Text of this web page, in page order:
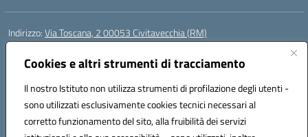
Cookies e altri strumenti di tracciamento
Il nostro Istituto non utilizza strumenti di profilazione degli utenti -
sono utilizzati esclusivamente cookies tecnici necessari al
corretto funzionamento del sito, alla fruibilità dei servizi
Indirizzo:Via Toscana, 2 00053 Civitavecchia (RM)
Centralino:
Posta elettronica certificata (PEC):rmic8b900g@pec.istruzione.it
Codice fiscale: 91038380589
Codice meccanografico:RMIC8B900G
Codice Indice delle Pubbliche Amministrazioni (IPA): istsc_rmic8b900g
Codice unico di fatturazione (CUF): UFP4NO